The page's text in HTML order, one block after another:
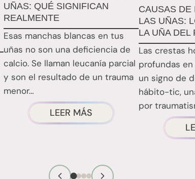
UÑAS: QUÉ SIGNIFICAN
REALMENTE
Esas manchas blancas en tus
uñas no son una deficiencia de
calcio. Se llaman leucanía parcial
y son el resultado de un trauma
menor…
LEER MÁSACERCA
DE
BLANCAS
CAUSAS DE
LAS UÑAS:
LA UÑA DEL
Las crestas
profundas
un signo de
hábito-tic,
por